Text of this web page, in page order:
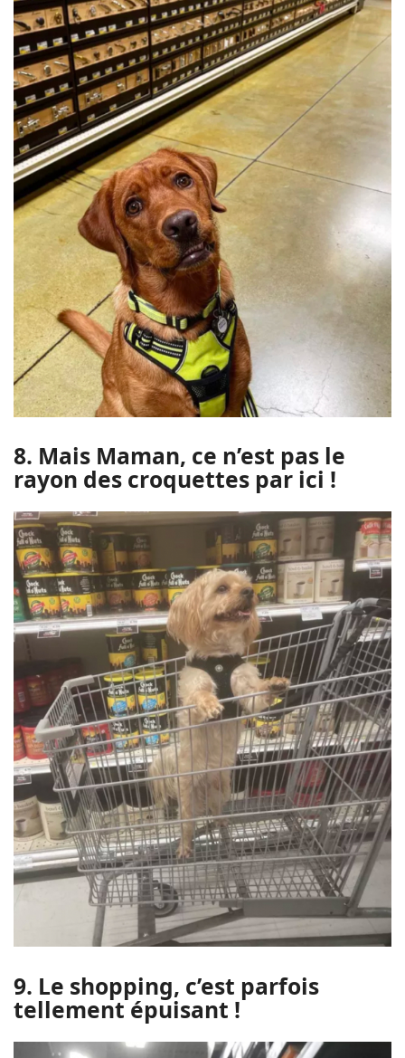
8. Mais Maman, ce n’est pas le
rayon des croquettes par ici !
9. Le shopping, c’est parfois
tellement épuisant !